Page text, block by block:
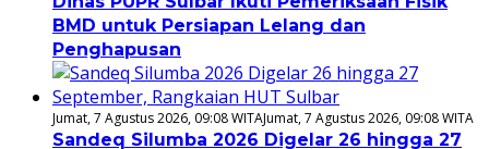
BMD untuk Persiapan Lelang dan
Penghapusan
Jumat, 7 Agustus 2026, 09:08 WITAJumat, 7 Agustus 2026, 09:08 WITA
Sandeq Silumba 2026 Digelar 26 hingga 27